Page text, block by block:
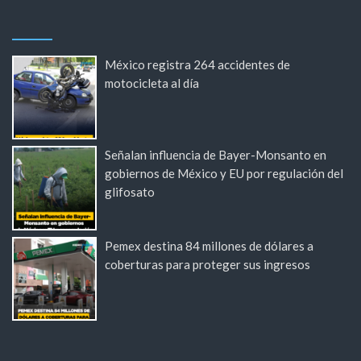
México registra 264 accidentes de
motocicleta al día
Señalan influencia de Bayer-Monsanto en
gobiernos de México y EU por regulación del
glifosato
Pemex destina 84 millones de dólares a
coberturas para proteger sus ingresos